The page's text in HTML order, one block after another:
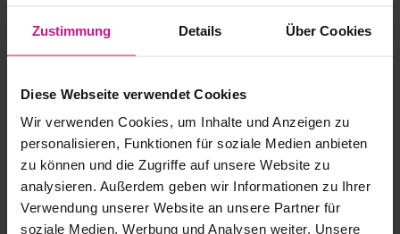
Zustimmung Details Über Cookies
Diese Webseite verwendet Cookies
Wir verwenden Cookies, um Inhalte und Anzeigen zu
personalisieren, Funktionen für soziale Medien anbieten
zu können und die Zugriffe auf unsere Website zu
analysieren. Außerdem geben wir Informationen zu Ihrer
Verwendung unserer Website an unsere Partner für
soziale Medien, Werbung und Analysen weiter. Unsere